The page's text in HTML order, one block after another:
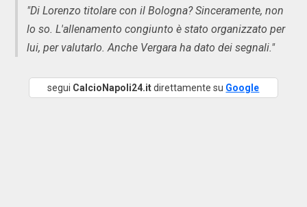
"Di Lorenzo titolare con il Bologna? Sinceramente, non
lo so. L'allenamento congiunto è stato organizzato per
lui, per valutarlo. Anche Vergara ha dato dei segnali."
segui CalcioNapoli24.itdirettamente su Google